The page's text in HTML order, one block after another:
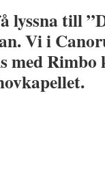
lyssna till
Vi i
med